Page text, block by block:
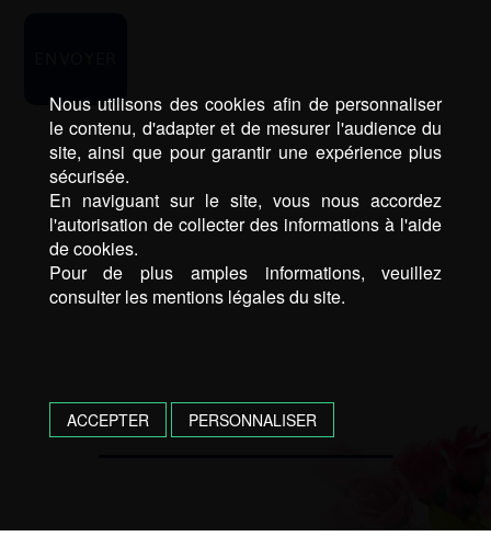
Nous utilisons des cookies afin de personnaliser
le contenu, d'adapter et de mesurer l'audience du
site, ainsi que pour garantir une expérience plus
sécurisée.
En naviguant sur le site, vous nous accordez
l'autorisation de collecter des informations à l'aide
de cookies.
Pour de plus amples informations, veuillez
consulter les mentions légales du site.
ACCEPTER PERSONNALISER